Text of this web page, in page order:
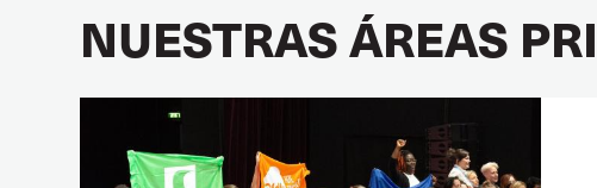
NUESTRAS ÁREAS